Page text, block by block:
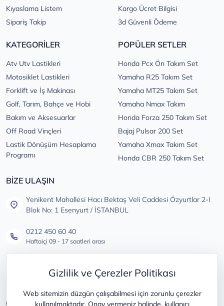
Gizlilik ve Çerezler Politikası
Web sitemizin düzgün çalışabilmesi için zorunlu çerezler
kullanılmaktadır. Onay vermeniz halinde, kullanıcı
Kıyaslama Listem
Sipariş Takip
Kargo Ücret Bilgisi
3d Güvenli Ödeme
KATEGORİLER
Atv Utv Lastikleri
Motosiklet Lastikleri
Forklift ve İş Makinası
Golf, Tarım, Bahçe ve Hobi
Bakım ve Aksesuarlar
Off Road Vinçleri
Lastik Dönüşüm Hesaplama
Programı
POPÜLER SETLER
Honda Pcx Ön Takım Set
Yamaha R25 Takım Set
Yamaha MT25 Takım Set
Yamaha Nmax Takım
Honda Forza 250 Takım Set
Bajaj Pulsar 200 Set
Yamaha Xmax Takım Set
Honda CBR 250 Takım Set
BİZE ULAŞIN
Yenikent Mahallesi Hacı Bektaş Veli Caddesi Özyurtlar 2-I
Blok No: 1 Esenyurt / İSTANBUL
0212 450 60 40
Haftaiçi 09 - 17 saatleri arası
Tüm öneri ve şikayetleriniz için